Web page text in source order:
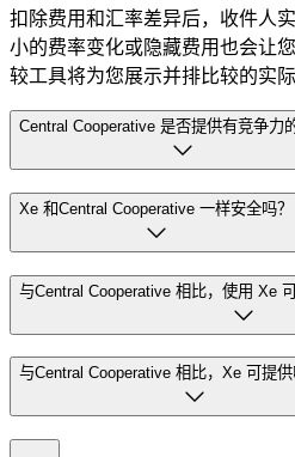
扣除费用和汇率差异后，收件人
小的费率变化或隐藏费用也会让
较工具将为您展示并排比较的实际
Central Cooperative 是否提供有竞争力
Xe 和Central Cooperative 一样安全吗？
与Central Cooperative 相比，使用 Xe
与Central Cooperative 相比，Xe 可提供